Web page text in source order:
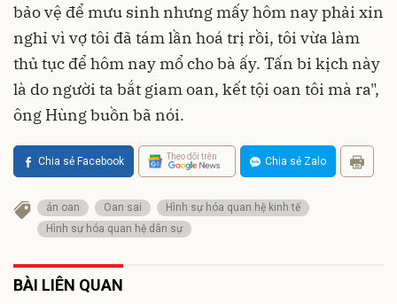
bảo vệ để mưu sinh nhưng mấy hôm nay phải xin
nghỉ vì vợ tôi đã tám lần hoá trị rồi, tôi vừa làm
thủ tục để hôm nay mổ cho bà ấy. Tấn bi kịch này
là do người ta bắt giam oan, kết tội oan tôi mà ra",
ông Hùng buồn bã nói.
Chia sẻ Facebook Theo dõi trên Chia sẻ Zalo
án oan Oan sai
Hình sự hóa quan hệ kinh tế
Hình sự hóa quan hệ dân sự
BÀI LIÊN QUAN